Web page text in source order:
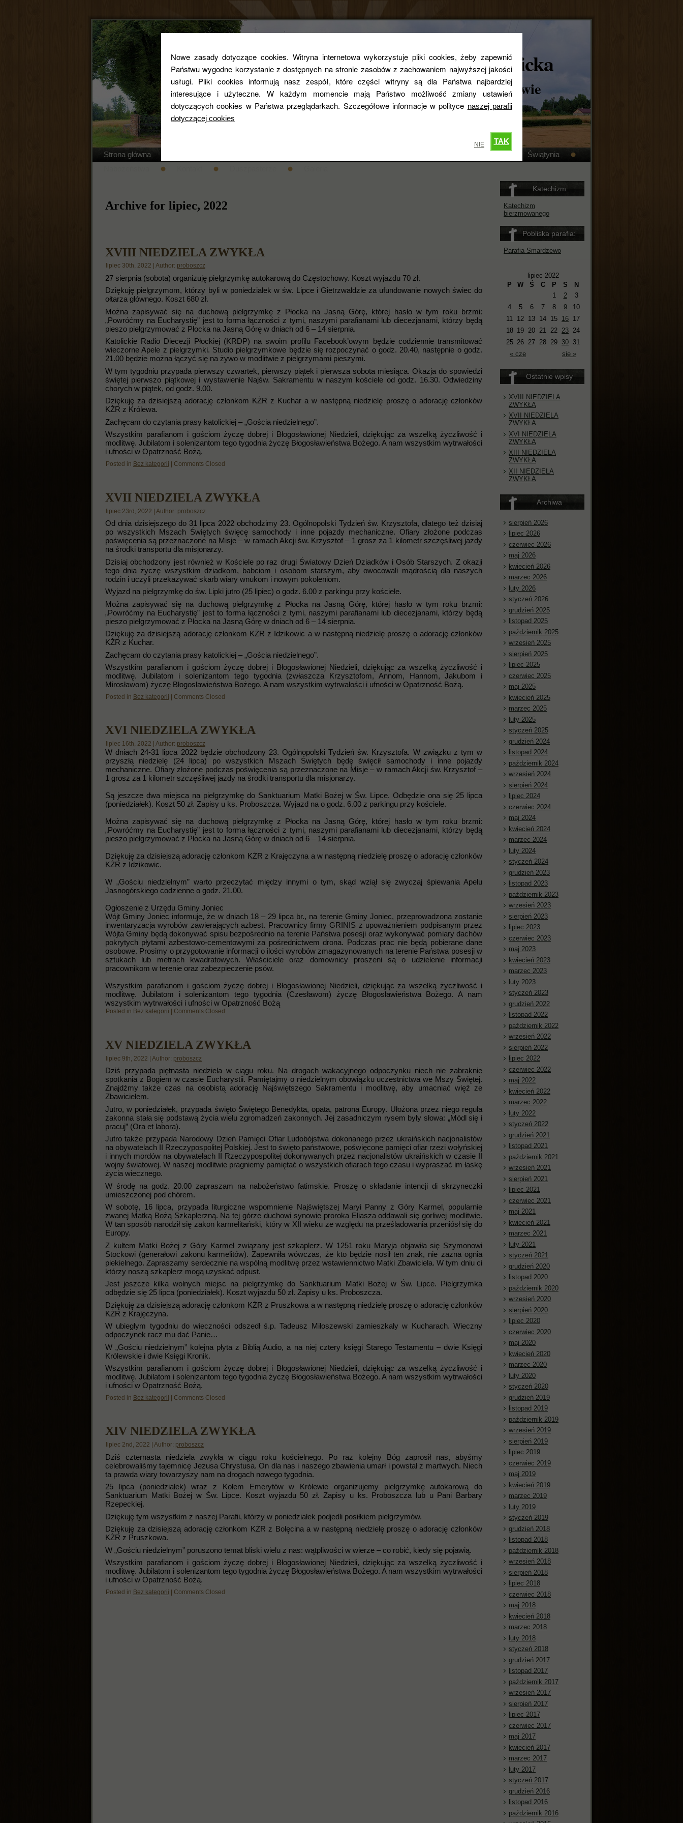
Nowe zasady dotyczące cookies. Witryna internetowa wykorzystuje pliki cookies, żeby zapewnić
Państwu wygodne korzystanie z dostępnych na stronie zasobów z zachowaniem najwyższej jakości
usługi. Pliki cookies informują nasz zespół, które części witryny są dla Państwa najbardziej
interesujące i użyteczne. W każdym momencie mają Państwo możliwość zmiany ustawień
dotyczących cookies w Państwa przeglądarkach. Szczegółowe informacje w polityce naszej parafii
dotyczącej cookies
TAK
NIE
Parafia rzymskokatolicka
pw. Św. Zygmunta w Królewie
Strona główna
Świątynia
Archive for lipiec, 2022
XVIII NIEDZIELA ZWYKŁA
lipiec 30th, 2022 | Author: proboszcz
27 sierpnia (sobota) organizuję pielgrzymkę autokarową do Częstochowy. Koszt wyjazdu 70 zł.
Dziękuję pielgrzymom, którzy byli w poniedziałek w św. Lipce i Gietrzwałdzie za ufundowanie nowych świec do
ołtarza głównego. Koszt 680 zł.
Można zapisywać się na duchową pielgrzymkę z Płocka na Jasną Górę, której hasło w tym roku brzmi:
„Powróćmy na Eucharystię” jest to forma łączności z tymi, naszymi parafianami lub diecezjanami, którzy będą
pieszo pielgrzymować z Płocka na Jasną Górę w dniach od 6 – 14 sierpnia.
Katolickie Radio Diecezji Płockiej (KRDP) na swoim profilu Facebook’owym będzie codziennie transmitować
wieczorne Apele z pielgrzymki. Studio pielgrzymkowe będzie się rozpoczynać o godz. 20.40, następnie o godz.
21.00 będzie można łączyć się na żywo w modlitwie z pielgrzymami pieszymi.
W tym tygodniu przypada pierwszy czwartek, pierwszy piątek i pierwsza sobota miesiąca. Okazja do spowiedzi
świętej pierwszo piątkowej i wystawienie Najśw. Sakramentu w naszym kościele od godz. 16.30. Odwiedziny
chorych w piątek, od godz. 9.00.
Dziękuję za dzisiejszą adorację członkom KŻR z Kuchar a w następną niedzielę proszę o adorację członków
KŻR z Królewa.
Zachęcam do czytania prasy katolickiej – „Gościa niedzielnego”.
Wszystkim parafianom i gościom życzę dobrej i Błogosławionej Niedzieli, dziękując za wszelką życzliwość i
modlitwę. Jubilatom i solenizantom tego tygodnia życzę Błogosławieństwa Bożego. A nam wszystkim wytrwałości
i ufności w Opatrzność Bożą.
Posted in Bez kategorii Comments Closed
XVII NIEDZIELA ZWYKŁA
lipiec 23rd, 2022 | Author: proboszcz
Od dnia dzisiejszego do 31 lipca 2022 obchodzimy 23. Ogólnopolski Tydzień św. Krzysztofa, dlatego też dzisiaj
po wszystkich Mszach Świętych święcę samochody i inne pojazdy mechaniczne. Ofiary złożone podczas
poświęcenia są przeznaczone na Misje – w ramach Akcji św. Krzysztof – 1 grosz za 1 kilometr szczęśliwej jazdy
na środki transportu dla misjonarzy.
Dzisiaj obchodzony jest również w Kościele po raz drugi Światowy Dzień Dziadków i Osób Starszych. Z okazji
tego dnia życzę wszystkim dziadkom, babciom i osobom starszym, aby owocowali mądrością dla naszych
rodzin i uczyli przekazywać skarb wiary wnukom i nowym pokoleniom.
Wyjazd na pielgrzymkę do św. Lipki jutro (25 lipiec) o godz. 6.00 z parkingu przy kościele.
Można zapisywać się na duchową pielgrzymkę z Płocka na Jasną Górę, której hasło w tym roku brzmi:
„Powróćmy na Eucharystię” jest to forma łączności z tymi, naszymi parafianami lub diecezjanami, którzy będą
pieszo pielgrzymować z Płocka na Jasną Górę w dniach od 6 – 14 sierpnia.
Dziękuję za dzisiejszą adorację członkom KŻR z Idzikowic a w następną niedzielę proszę o adorację członków
KŻR z Kuchar.
Zachęcam do czytania prasy katolickiej – „Gościa niedzielnego”.
Wszystkim parafianom i gościom życzę dobrej i Błogosławionej Niedzieli, dziękując za wszelką życzliwość i
modlitwę. Jubilatom i solenizantom tego tygodnia (zwłaszcza Krzysztofom, Annom, Hannom, Jakubom i
Mirosławom) życzę Błogosławieństwa Bożego. A nam wszystkim wytrwałości i ufności w Opatrzność Bożą.
Posted in Bez kategorii | Comments Closed
XVI NIEDZIELA ZWYKŁA
lipiec 16th, 2022 | Author: proboszcz
W dniach 24-31 lipca 2022 będzie obchodzony 23. Ogólnopolski Tydzień św. Krzysztofa. W związku z tym w
przyszłą niedzielę (24 lipca) po wszystkich Mszach Świętych będę święcił samochody i inne pojazdy
mechaniczne. Ofiary złożone podczas poświęcenia są przeznaczone na Misje – w ramach Akcji św. Krzysztof –
1 grosz za 1 kilometr szczęśliwej jazdy na środki transportu dla misjonarzy.
Są jeszcze dwa miejsca na pielgrzymkę do Sanktuarium Matki Bożej w Św. Lipce. Odbędzie ona się 25 lipca
(poniedziałek). Koszt 50 zł. Zapisy u ks. Proboszcza. Wyjazd na o godz. 6.00 z parkingu przy kościele.
Można zapisywać się na duchową pielgrzymkę z Płocka na Jasną Górę, której hasło w tym roku brzmi:
„Powróćmy na Eucharystię” jest to forma łączności z tymi, naszymi parafianami lub diecezjanami, którzy będą
pieszo pielgrzymować z Płocka na Jasną Górę w dniach od 6 – 14 sierpnia.
Dziękuję za dzisiejszą adorację członkom KŻR z Krajęczyna a w następną niedzielę proszę o adorację członków
KŻR z Idzikowic.
W „Gościu niedzielnym” warto przeczytać między innymi o tym, skąd wziął się zwyczaj śpiewania Apelu
Jasnogórskiego codzienne o godz. 21.00.
Ogłoszenie z Urzędu Gminy Joniec
Wójt Gminy Joniec informuje, że w dniach 18 – 29 lipca br., na terenie Gminy Joniec, przeprowadzona zostanie
inwentaryzacja wyrobów zawierających azbest. Pracownicy firmy GRINIS z upoważnieniem podpisanym przez
Wójta Gminy będą dokonywać spisu bezpośrednio na terenie Państwa posesji oraz wykonywać pomiary dachów
pokrytych płytami azbestowo-cementowymi za pośrednictwem drona. Podczas prac nie będą pobierane dane
osobowe. Prosimy o przygotowanie informacji o ilości wyrobów zmagazynowanych na terenie Państwa posesji w
sztukach lub metrach kwadratowych. Właściciele oraz domownicy proszeni są o udzielenie informacji
pracownikom w terenie oraz zabezpieczenie psów.
Wszystkim parafianom i gościom życzę dobrej i Błogosławionej Niedzieli, dziękując za wszelką życzliwość i
modlitwę. Jubilatom i solenizantom tego tygodnia (Czesławom) życzę Błogosławieństwa Bożego. A nam
wszystkim wytrwałości i ufności w Opatrzność Bożą
Posted in Bez kategorii Comments Closed
XV NIEDZIELA ZWYKŁA
lipiec 9th, 2022 | Author: proboszcz
Dziś przypada piętnasta niedziela w ciągu roku. Na drogach wakacyjnego odpoczynku niech nie zabraknie
spotkania z Bogiem w czasie Eucharystii. Pamiętajmy o niedzielnym obowiązku uczestnictwa we Mszy Świętej.
Znajdźmy także czas na osobistą adorację Najświętszego Sakramentu i modlitwę, aby umacniać więź ze
Zbawicielem.
Jutro, w poniedziałek, przypada święto Świętego Benedykta, opata, patrona Europy. Ułożona przez niego reguła
zakonna stała się podstawą życia wielu zgromadzeń zakonnych. Jej zasadniczym rysem były słowa: „Módl się i
pracuj” (Ora et labora).
Jutro także przypada Narodowy Dzień Pamięci Ofiar Ludobójstwa dokonanego przez ukraińskich nacjonalistów
na obywatelach II Rzeczypospolitej Polskiej. Jest to święto państwowe, poświęcone pamięci ofiar rzezi wołyńskiej
i innych mordów na obywatelach II Rzeczypospolitej dokonywanych przez nacjonalistów ukraińskich w czasie II
wojny światowej. W naszej modlitwie pragniemy pamiętać o wszystkich ofiarach tego czasu i wypraszać im łaskę
życia wiecznego.
W środę na godz. 20.00 zapraszam na nabożeństwo fatimskie. Proszę o składanie intencji di skrzyneczki
umieszczonej pod chórem.
W sobotę, 16 lipca, przypada liturgiczne wspomnienie Najświętszej Maryi Panny z Góry Karmel, popularnie
zwanej Matką Bożą Szkaplerzną. Na tej górze duchowi synowie proroka Eliasza oddawali się gorliwej modlitwie.
W tan sposób narodził się zakon karmelitański, który w XII wieku ze względu na prześladowania przeniósł się do
Europy.
Z kultem Matki Bożej z Góry Karmel związany jest szkaplerz. W 1251 roku Maryja objawiła się Szymonowi
Stockowi (generałowi zakonu karmelitów). Zapewniła wówczas, że kto będzie nosił ten znak, nie zazna ognia
piekielnego. Zapraszamy serdecznie na wspólną modlitwę przez wstawiennictwo Matki Zbawiciela. W tym dniu ci
którzy noszą szkaplerz mogą uzyskać odpust.
Jest jeszcze kilka wolnych miejsc na pielgrzymkę do Sanktuarium Matki Bożej w Św. Lipce. Pielgrzymka
odbędzie się 25 lipca (poniedziałek). Koszt wyjazdu 50 zł. Zapisy u ks. Proboszcza.
Dziękuję za dzisiejszą adorację członkom KŻR z Pruszkowa a w następną niedzielę proszę o adorację członków
KŻR z Krajęczyna.
W ubiegłym tygodniu do wieczności odszedł ś.p. Tadeusz Miłoszewski zamieszkały w Kucharach. Wieczny
odpoczynek racz mu dać Panie…
W „Gościu niedzielnym” kolejna płyta z Biblią Audio, a na niej cztery księgi Starego Testamentu – dwie Księgi
Królewskie i dwie Księgi Kronik.
Wszystkim parafianom i gościom życzę dobrej i Błogosławionej Niedzieli, dziękując za wszelką życzliwość i
modlitwę. Jubilatom i solenizantom tego tygodnia życzę Błogosławieństwa Bożego. A nam wszystkim wytrwałości
i ufności w Opatrzność Bożą.
Posted in Bez kategorii | Comments Closed
XIV NIEDZIELA ZWYKŁA
lipiec 2nd, 2022 | Author: proboszcz
Dziś czternasta niedziela zwykła w ciągu roku kościelnego. Po raz kolejny Bóg zaprosił nas, abyśmy
celebrowaliśmy tajemnicę Jezusa Chrystusa. On dla nas i naszego zbawienia umarł i powstał z martwych. Niech
ta prawda wiary towarzyszy nam na drogach nowego tygodnia.
25 lipca (poniedziałek) wraz z Kołem Emerytów w Królewie organizujemy pielgrzymkę autokarową do
Sanktuarium Matki Bożej w Św. Lipce. Koszt wyjazdu 50 zł. Zapisy u ks. Proboszcza lub u Pani Barbary
Rzepeckiej.
Dziękuję tym wszystkim z naszej Parafii, którzy w poniedziałek podjedli posiłkiem pielgrzymów.
Dziękuję za dzisiejszą adorację członkom KŻR z Bolęcina a w następną niedzielę proszę o adorację członków
KŻR z Pruszkowa.
W „Gościu niedzielnym” poruszono temat bliski wielu z nas: wątpliwości w wierze – co robić, kiedy się pojawią.
Wszystkim parafianom i gościom życzę dobrej i Błogosławionej Niedzieli, dziękując za wszelką życzliwość i
modlitwę. Jubilatom i solenizantom tego tygodnia życzę Błogosławieństwa Bożego. A nam wszystkim wytrwałości
i ufności w Opatrzność Bożą.
Posted in Bez kategorii | Comments Closed
Katechizm
Katechizm
bierzmowanego
Pobliska parafia:
Parafia Smardzewo
lipiec 2022
P
W Ś C P S N
« cze sie »
1 2
3
4
5 6 7 8 9
10
11 12 13 14 15 16 17
18 19 20 21 22 23 24
25 26 27 28 29 30 31
Ostatnie wpisy
XVIII NIEDZIELA
ZWYKŁA
XVII NIEDZIELA
ZWYKŁA
XVI NIEDZIELA
ZWYKŁA
XIII NIEDZIELA
ZWYKŁA
XII NIEDZIELA
ZWYKŁA
Archiwa
sierpień 2026
lipiec 2026
czerwiec 2026
maj 2026
kwiecień 2026
marzec 2026
luty 2026
styczeń 2026
grudzień 2025
listopad 2025
październik 2025
wrzesień 2025
sierpień 2025
lipiec 2025
czerwiec 2025
maj 2025
kwiecień 2025
marzec 2025
luty 2025
styczeń 2025
grudzień 2024
listopad 2024
październik 2024
wrzesień 2024
sierpień 2024
lipiec 2024
czerwiec 2024
maj 2024
kwiecień 2024
marzec 2024
luty 2024
styczeń 2024
grudzień 2023
listopad 2023
październik 2023
wrzesień 2023
sierpień 2023
lipiec 2023
czerwiec 2023
maj 2023
kwiecień 2023
marzec 2023
luty 2023
styczeń 2023
grudzień 2022
listopad 2022
październik 2022
wrzesień 2022
sierpień 2022
lipiec 2022
czerwiec 2022
maj 2022
kwiecień 2022
marzec 2022
luty 2022
styczeń 2022
grudzień 2021
listopad 2021
październik 2021
wrzesień 2021
sierpień 2021
lipiec 2021
czerwiec 2021
maj 2021
kwiecień 2021
marzec 2021
luty 2021
styczeń 2021
grudzień 2020
listopad 2020
październik 2020
wrzesień 2020
sierpień 2020
lipiec 2020
czerwiec 2020
maj 2020
kwiecień 2020
marzec 2020
luty 2020
styczeń 2020
grudzień 2019
listopad 2019
październik 2019
wrzesień 2019
sierpień 2019
lipiec 2019
czerwiec 2019
maj 2019
kwiecień 2019
marzec 2019
luty 2019
styczeń 2019
grudzień 2018
listopad 2018
październik 2018
wrzesień 2018
sierpień 2018
lipiec 2018
czerwiec 2018
maj 2018
kwiecień 2018
marzec 2018
luty 2018
styczeń 2018
grudzień 2017
listopad 2017
październik 2017
wrzesień 2017
sierpień 2017
lipiec 2017
czerwiec 2017
maj 2017
kwiecień 2017
marzec 2017
luty 2017
styczeń 2017
grudzień 2016
listopad 2016
październik 2016